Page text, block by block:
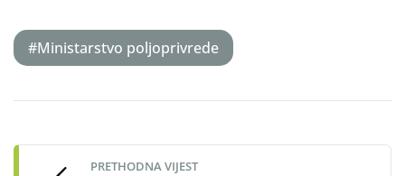
#Ministarstvo poljoprivrede
navigation
PRETHODNA VIJEST